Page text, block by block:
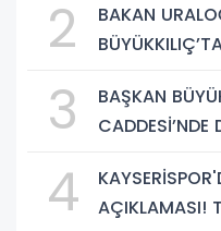
2
BAKAN
3
BAŞKAN
4
AÇIKLAMASI!